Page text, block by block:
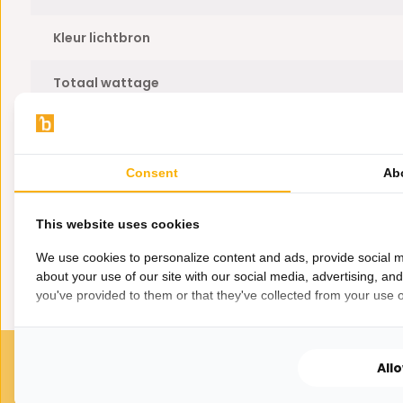
Kleur lichtbron
Totaal wattage
Plafondbevestiging meegeleverd?
Voltage
Consent
This website uses cookies
We use cookies to personalize content and ads, provide social
about your use of our site with our social media, advertising,
you've provided to them or that they've collected from your use